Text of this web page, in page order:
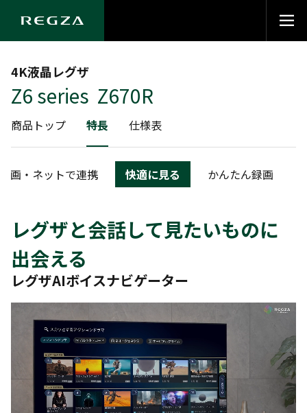
4K液晶レグザ
Z6 series Z670R
商品トップ 特長 仕様表
画・ネットで連携 快適に見る かんたん録画
レグザと会話して見たいものに
出会える
レグザAIボイスナビゲーター